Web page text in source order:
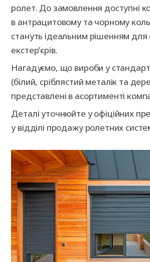
ролет. До замовлення доступні
в антрацитовому та чорному
стануть ідеальним рішенням для
екстер’єрів.
Нагадуємо, що вироби у
(білий, сріблястий металік та
представлені в асортименті
Деталі уточнюйте у офіційних
у відділі продажу ролетних